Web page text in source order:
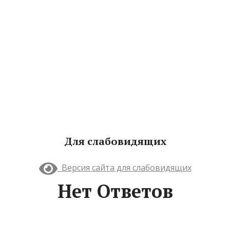
Для слабовидящих
Версия сайта для слабовидящих
Нет Ответов